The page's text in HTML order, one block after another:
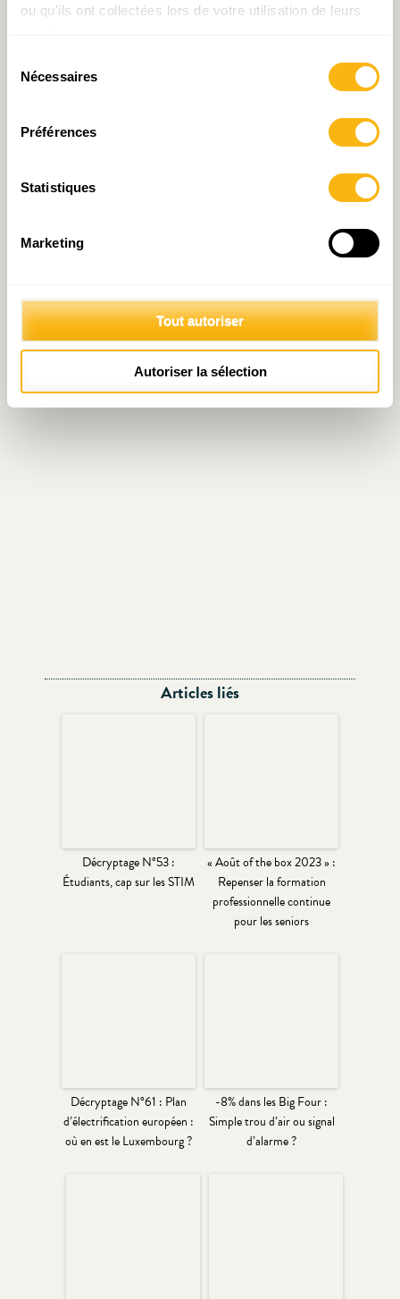
ou qu'ils ont collectées lors de votre utilisation de leurs
Nécessaires
Préférences
Statistiques
Marketing
Tout autoriser
Autoriser la sélection
10th, 2025.
Ioana Pop
Articles liés
Décryptage N°53 :
Étudiants, cap sur les STIM
« Août of the box 2023 » :
Repenser la formation
professionnelle continue
pour les seniors
Décryptage N°61 : Plan
d’électrification européen :
où en est le Luxembourg ?
-8% dans les Big Four :
Simple trou d’air ou signal
d’alarme ?